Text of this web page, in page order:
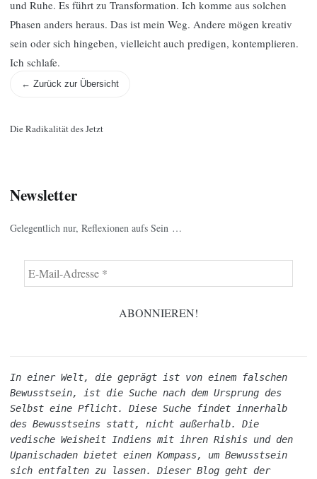
und Ruhe. Es führt zu Transformation. Ich komme aus solchen
Phasen anders heraus. Das ist mein Weg. Andere mögen kreativ
sein oder sich hingeben, vielleicht auch predigen, kontemplieren.
Ich schlafe.
← Zurück zur Übersicht
Die Radikalität des Jetzt
Newsletter
Gelegentlich nur, Reflexionen aufs Sein …
In einer Welt, die geprägt ist von einem falschen
Bewusstsein, ist die Suche nach dem Ursprung des
Selbst eine Pflicht. Diese Suche findet innerhalb
des Bewusstseins statt, nicht außerhalb. Die
vedische Weisheit Indiens mit ihren Rishis und den
Upanischaden bietet einen Kompass, um Bewusstsein
sich entfalten zu lassen. Dieser Blog geht der